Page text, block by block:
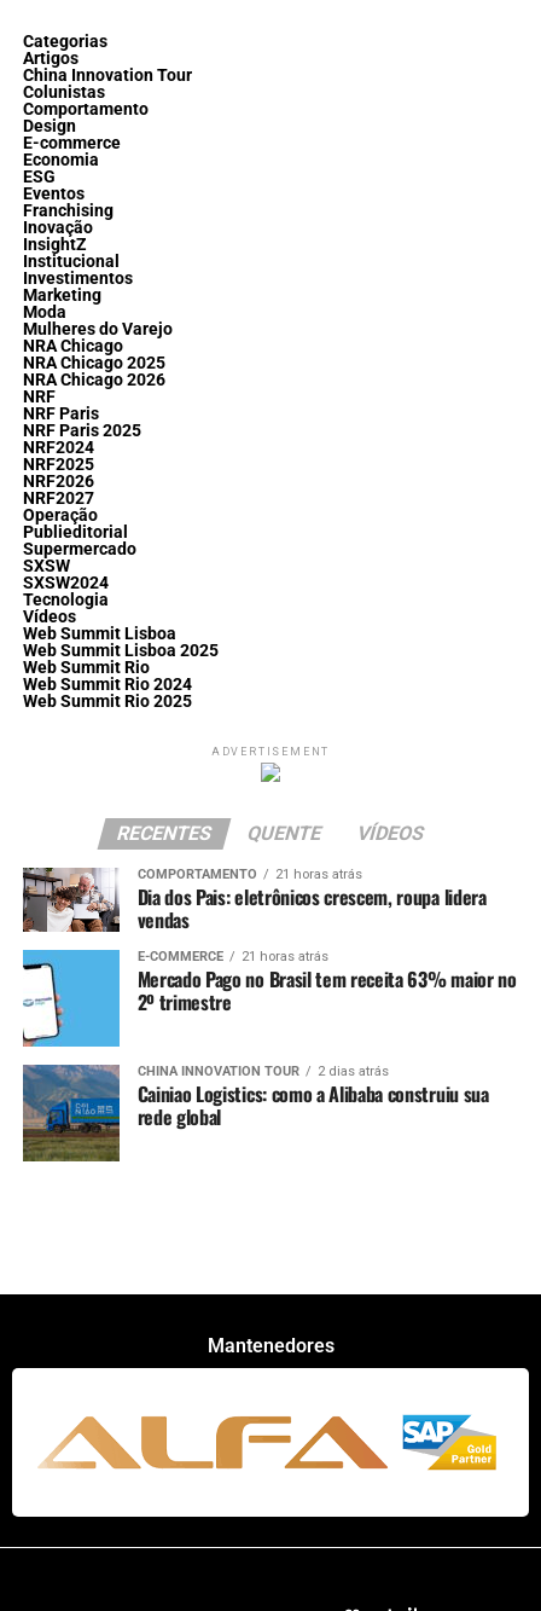
Categorias
Artigos
China Innovation Tour
Colunistas
Comportamento
Design
E-commerce
Economia
ESG
Eventos
Franchising
Inovação
InsightZ
Institucional
Investimentos
Marketing
Moda
Mulheres do Varejo
NRA Chicago
NRA Chicago 2025
NRA Chicago 2026
NRF
NRF Paris
NRF Paris 2025
NRF2024
NRF2025
NRF2026
NRF2027
Operação
Publieditorial
Supermercado
SXSW
SXSW2024
Tecnologia
Vídeos
Web Summit Lisboa
Web Summit Lisboa 2025
Web Summit Rio
Web Summit Rio 2024
Web Summit Rio 2025
ADVERTISEMENT
RECENTES QUENTE VÍDEOS
COMPORTAMENTO 21 horas atrás
Dia dos Pais: eletrônicos crescem, roupa lidera
vendas
E-COMMERCE 21 horas atrás
Mercado Pago no Brasil tem receita 63% maior no
2º trimestre
CHINA INNOVATION TOUR 2 dias atrás
Cainiao Logistics: como a Alibaba construiu sua
rede global
Mantenedores